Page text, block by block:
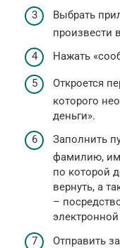
Выбрать
произвести
Нажать
Откроется
которого
деньги».
Заполнить
фамилию,
по которой
вернуть, а
–
Отправить